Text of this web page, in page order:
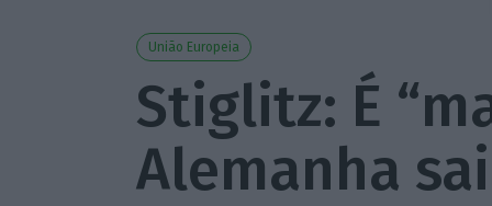
União Europeia
Stiglitz: É
Alemanha